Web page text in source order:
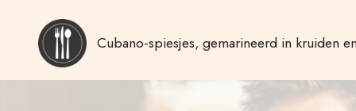
Cubano-spiesjes, gemarineerd in kruiden